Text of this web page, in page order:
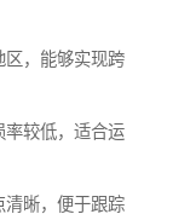
区，能够实现跨
率较低，适合运
清晰，便于跟踪